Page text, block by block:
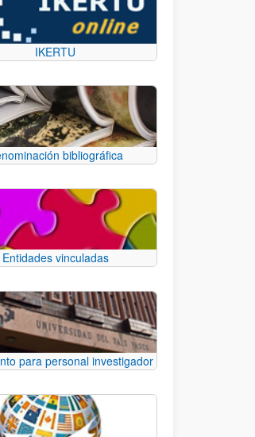
IKERTU
bibliográfica
Entidades vinculadas
para personal investigador